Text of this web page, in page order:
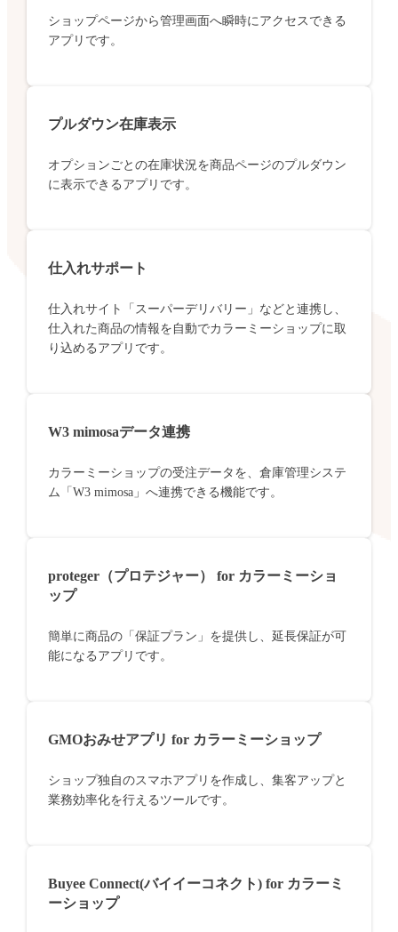
ショップページから管理画面へ瞬時にアクセスできる
アプリです。
プルダウン在庫表示
オプションごとの在庫状況を商品ページのプルダウン
に表示できるアプリです。
仕入れサポート
仕入れサイト「スーパーデリバリー」などと連携し、
仕入れた商品の情報を自動でカラーミーショップに取
り込めるアプリです。
W3 mimosaデータ連携
カラーミーショップの受注データを、倉庫管理システ
ム「W3 mimosa」へ連携できる機能です。
proteger（プロテジャー） for カラーミーショ
ップ
簡単に商品の「保証プラン」を提供し、延長保証が可
能になるアプリです。
GMOおみせアプリ for カラーミーショップ
ショップ独自のスマホアプリを作成し、集客アップと
業務効率化を行えるツールです。
Buyee Connect(バイイーコネクト) for カラーミ
ーショップ